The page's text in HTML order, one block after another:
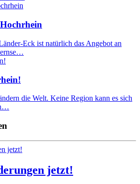
Eck ist natürlich das Angebot an
die Welt. Keine Region kann es sich
jetzt!